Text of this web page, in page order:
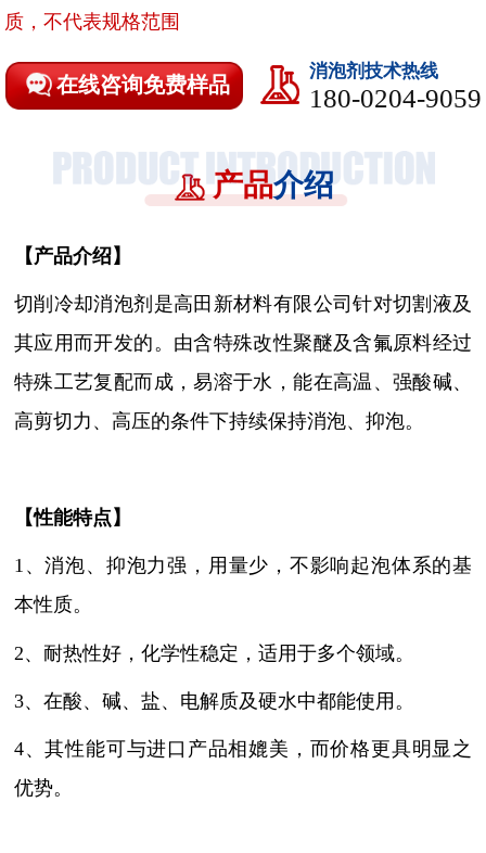
质，不代表规格范围
在线咨询免费样品
消泡剂技术热线
180-0204-9059
产品介绍
【产品介绍】
切削冷却消泡剂是高田新材料有限公司针对切割液及
其应用而开发的。 由含特殊改性聚醚及含氟原料经过
特殊工艺复配而成，易溶于水，能在高温、强酸碱、
高剪切力、高压的条件下持续保持消泡、抑泡。
【性能特点】
1、消泡、抑泡力强，用量少，不影响起泡体系的基
本性质。
2、耐热性好，化学性稳定，适用于多个领域。
3、在酸、碱、盐、电解质及硬水中都能使用。
4、其性能可与进口产品相媲美，而价格更具明显之
优势。